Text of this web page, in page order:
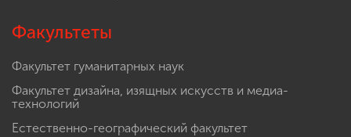
Факультеты
Факультет гуманитарных наук
Факультет дизайна, изящных искусств и медиа-
технологий
Естественно-географический факультет